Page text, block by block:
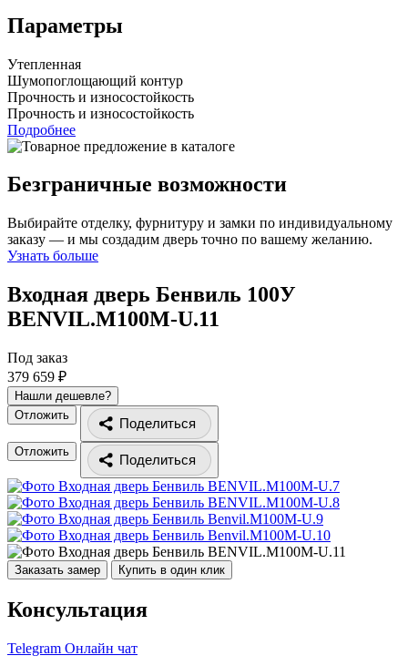
Параметры
Утепленная
Шумопоглощающий контур
Прочность и износостойкость
Прочность и износостойкость
Подробнее
Безграничные возможности
Выбирайте отделку, фурнитуру и замки по индивидуальному
заказу — и мы создадим дверь точно по вашему желанию.
Узнать больше
Входная дверь Бенвиль 100У
BENVIL.M100M-U.11
Под заказ
379 659 ₽
Нашли дешевле?
Отложить
Поделиться
Отложить
Поделиться
Заказать замер Купить в один клик
Консультация
Telegram Онлайн чат